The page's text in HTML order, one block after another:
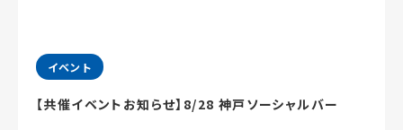
イベント
【共催イベントお知らせ】8/28 神戸ソーシャルバー